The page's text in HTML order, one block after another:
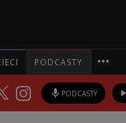
PODCASTY
PODCASTY